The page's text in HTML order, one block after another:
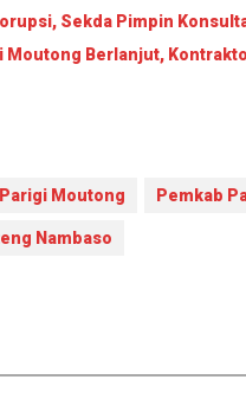
Sekda Pimpin
Berlanjut,
Moutong Pemkab
Nambaso